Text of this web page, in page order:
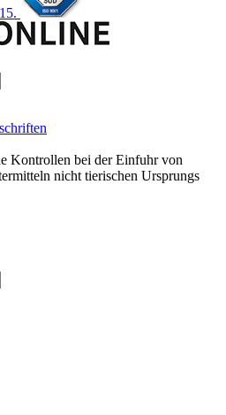
Kontrollen bei der Einfuhr von
nicht tierischen Ursprungs